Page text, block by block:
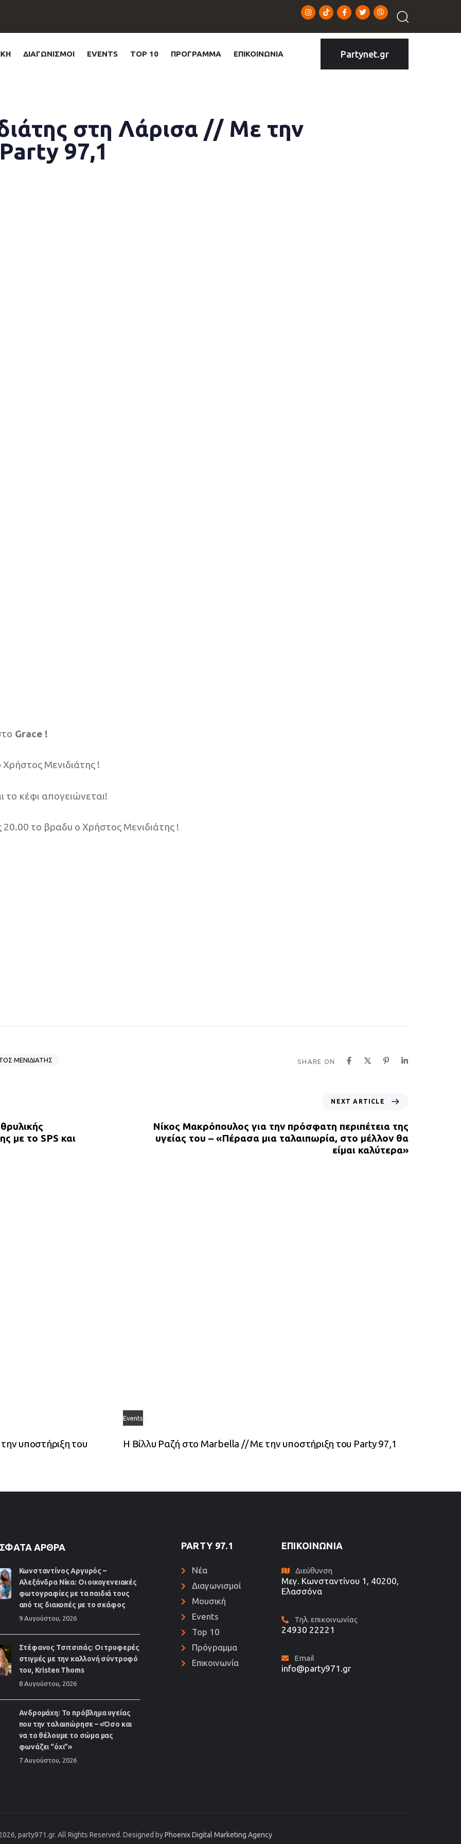
ΔΙΑΓΩΝΙΣΜΟΙ EVENTS TOP 10 ΠΡΟΓΡΑΜΜΑ ΕΠΙΚΟΙΝΩΝΙΑ Partynet.gr
στη Λάρισα // Με την
97,1
Grace !
Χρήστος Μενιδιάτης !
το κέφι απογειώνεται!
το βραδυ ο Χρήστος Μενιδιάτης !
ΜΕΝΙΔΙΑΤΗΣ SHARE ON
με το SPS και
x
t
A
NEXT ARTICLE
Νίκος Μακρόπουλος για την πρόσφατη περιπέτεια της
υγείας του – «Πέρασα μια ταλαιπωρία, στο μέλλον θα
είμαι καλύτερα»
υποστήριξη του
Events
Η Βίλλυ Ραζή στο Marbella // Με την υποστήριξη του Party 97,1
ΆΡΘΡΑ
Κωνσταντίνος Αργυρός –
Αλεξάνδρα Νίκα: Οι οικογενειακές
φωτογραφίες με τα παιδιά τους
από τις διακοπές με το σκάφος
9 Αυγούστου, 2026
Στέφανος Τσιτσιπάς: Οι τρυφερές
στιγμές με την καλλονή σύντροφό
του, Kristen Thoms
8 Αυγούστου, 2026
Ανδρομάχη: Το πρόβλημα υγείας
που την ταλαιπώρησε – «Όσο και
να το θέλουμε το σώμα μας
φωνάζει “όχι”»
7 Αυγούστου, 2026
PARTY 97.1
Νέα
Διαγωνισμοί
Μουσική
Events
Top 10
Πρόγραμμα
Επικοινωνία
ΕΠΙΚΟΙΝΩΝΊΑ
Διεύθυνση
Μεγ. Κωνσταντίνου 1, 40200,
Ελασσόνα
Τηλ. επικοινωνίας
24930 22221
Email
info@party971.gr
party971.gr. All Rights Reserved. Designed byPhoenix Digital Marketing Agency